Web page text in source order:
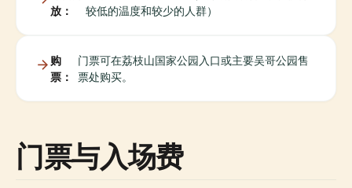
放：
较低的温度和较少的人群）
购
票：
门票可在荔枝山国家公园入口或主要吴哥公园售
票处购买。
门票与入场费